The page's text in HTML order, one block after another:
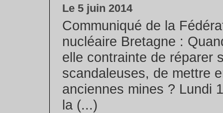
Le 5 juin 2014
Communiqué de la
nucléaire Bretagne :
elle contrainte de réparer
scandaleuses, de mettre
anciennes mines ? Lundi
la (...)